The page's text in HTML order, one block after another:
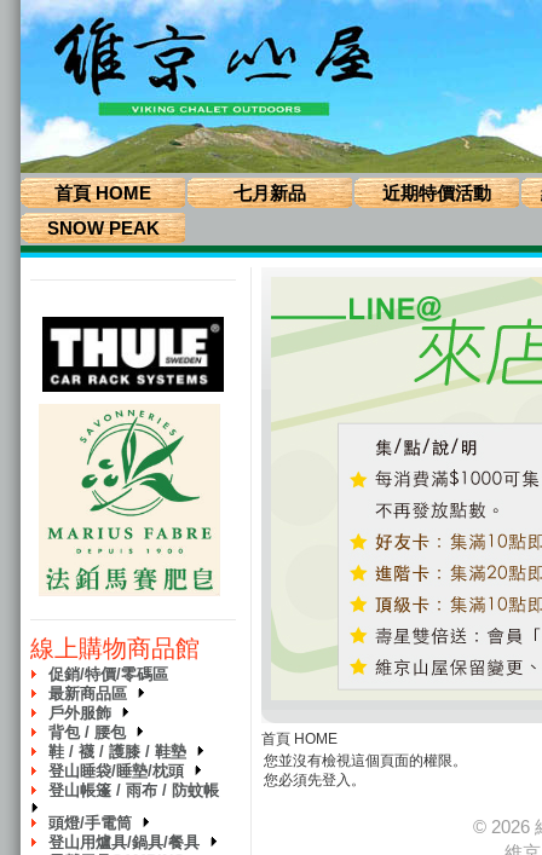
首頁 HOME 七月新品 近期特價活動
SNOW PEAK
線上購物商品館
促銷/特價/零碼區
最新商品區
戶外服飾
背包 / 腰包
鞋 / 襪 / 護膝 / 鞋墊
登山睡袋/睡墊/枕頭
登山帳篷 / 雨布 / 防蚊帳
頭燈/手電筒
登山用爐具/鍋具/餐具
首頁 HOME
您並沒有檢視這個頁面的權限。
您必須先登入。
© 2026